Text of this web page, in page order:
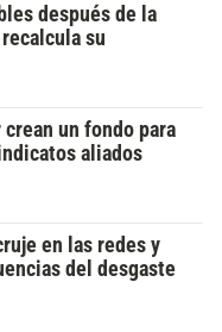
después de la
su
un fondo para
aliados
en las redes y
del desgaste